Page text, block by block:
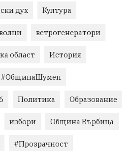
дух Култура
ветрогенератори
област История
#ОбщинаШумен
Политика Образование
избори Община Върбица
#Прозрачност